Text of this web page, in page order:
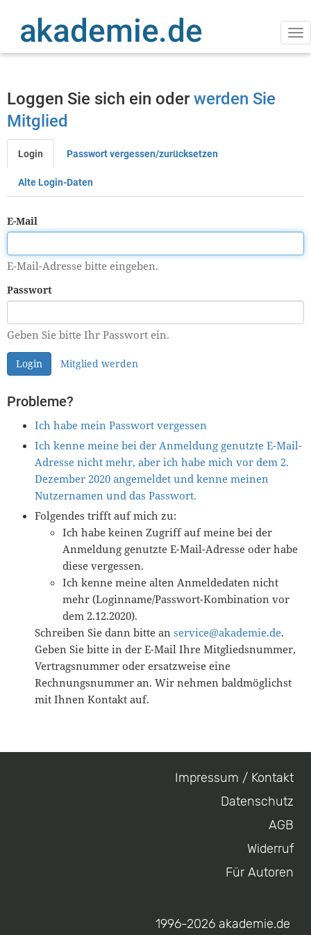
Inhalt
Loggen Sie sich ein oder werden Sie
Mitglied
Primäre
Reiter
Login Passwort vergessen/zurücksetzen
Alte Login-Daten
E-Mail
E-Mail-Adresse bitte eingeben.
Passwort
Geben Sie bitte Ihr Passwort ein.
Login Mitglied werden
Probleme?
Ich habe mein Passwort vergessen
Ich kenne meine bei der Anmeldung genutzte E-Mail-
Adresse nicht mehr, aber ich habe mich vor dem 2.
Dezember 2020 angemeldet und kenne meinen
Nutzernamen und das Passwort.
Folgendes trifft auf mich zu:
Ich habe keinen Zugriff auf meine bei der
Anmeldung genutzte E-Mail-Adresse oder habe
diese vergessen.
Ich kenne meine alten Anmeldedaten nicht
mehr (Loginname/Passwort-Kombination vor
dem 2.12.2020).
Schreiben Sie dann bitte an service@akademie.de.
Geben Sie bitte in der E-Mail Ihre Mitgliedsnummer,
Vertragsnummer oder ersatzweise eine
Rechnungsnummer an. Wir nehmen baldmöglichst
mit Ihnen Kontakt auf.
Impressum / Kontakt
Datenschutz
AGB
Widerruf
Für Autoren
1996-2026 akademie.de